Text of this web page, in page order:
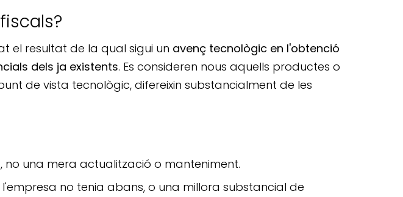
el resultat de la qual sigui un avenç tecnològic en l'obtenció
dels ja existents. Es consideren nous aquells productes o
de vista tecnològic, difereixin substancialment de les
una mera actualització o manteniment.
no tenia abans, o una millora substancial de